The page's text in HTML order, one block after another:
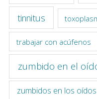
tinnitus
trabajar con acúfenos
zumbido en el
zumbidos en los